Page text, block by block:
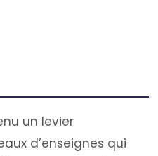
un levier
d’enseignes qui